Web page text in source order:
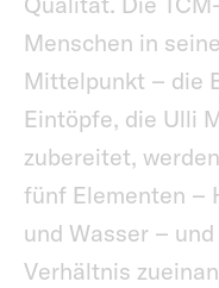
Menschen in
Mittelpunkt – die
Eintöpfe, die Ulli
zubereitet,
fünf Elementen –
und Wasser –
Verhältnis